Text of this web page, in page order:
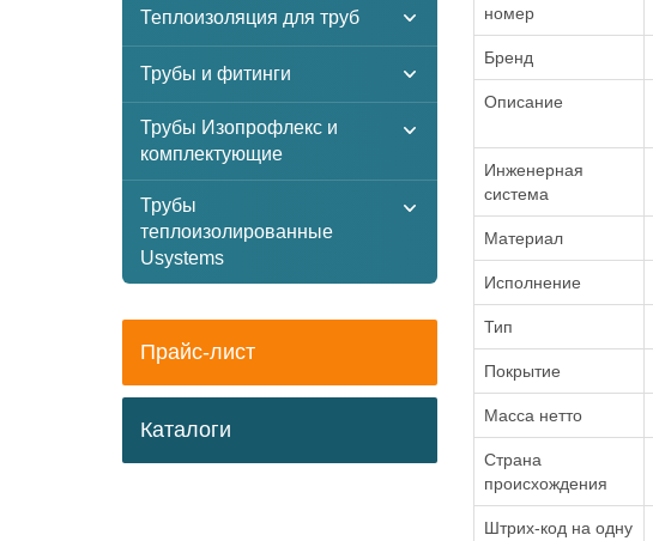
Теплоизоляция для труб
Трубы и фитинги
Трубы Изопрофлекс и
комплектующие
Трубы
теплоизолированные
Usystems
Прайс-лист
Каталоги
номер
Бренд
Описание
Инженерная
система
Материал
Исполнение
Тип
Покрытие
Масса нетто
Страна
происхождения
Штрих-код на одну